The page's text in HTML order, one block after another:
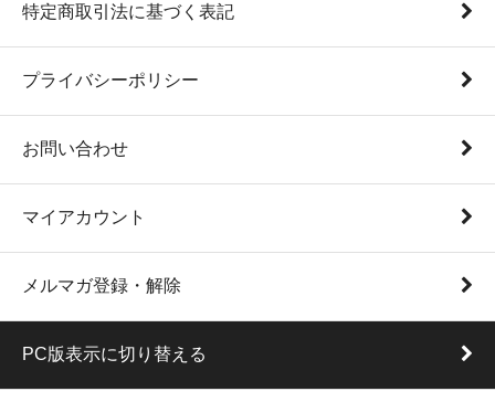
特定商取引法に基づく表記
プライバシーポリシー
お問い合わせ
マイアカウント
メルマガ登録・解除
PC版表示に切り替える